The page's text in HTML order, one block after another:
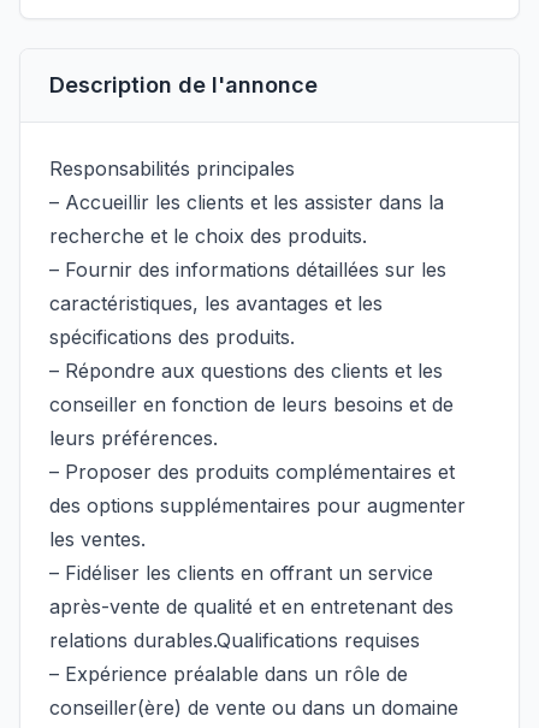
Description de l'annonce
Responsabilités principales
– Accueillir les clients et les assister dans la
recherche et le choix des produits.
– Fournir des informations détaillées sur les
caractéristiques, les avantages et les
spécifications des produits.
– Répondre aux questions des clients et les
conseiller en fonction de leurs besoins et de
leurs préférences.
– Proposer des produits complémentaires et
des options supplémentaires pour augmenter
les ventes.
– Fidéliser les clients en offrant un service
après-vente de qualité et en entretenant des
relations durables.Qualifications requises
– Expérience préalable dans un rôle de
conseiller(ère) de vente ou dans un domaine